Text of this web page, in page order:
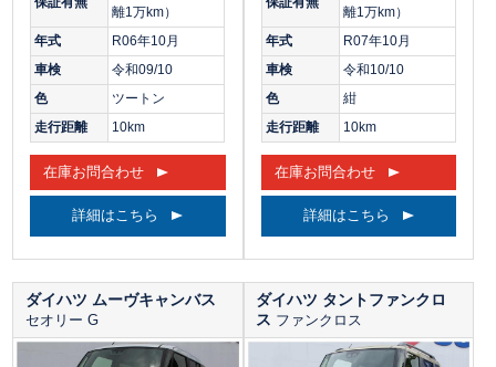
離1万km）
年式
R06年10月
車検
令和09/10
色
ツートン
走行距離
10km
在庫お問合わせ
詳細はこちら
離1万km）
年式
R07年10月
車検
令和10/10
色
紺
走行距離
10km
在庫お問合わせ
詳細はこちら
ダイハツ ムーヴキャンバス
セオリー G
ダイハツ タントファンクロ
ス ファンクロス